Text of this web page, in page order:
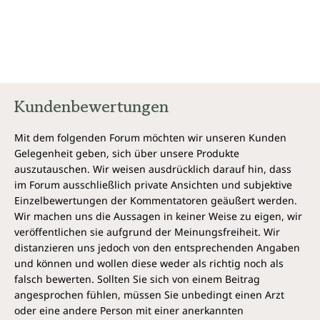
Kundenbewertungen
Mit dem folgenden Forum möchten wir unseren Kunden
Gelegenheit geben, sich über unsere Produkte
auszutauschen. Wir weisen ausdrücklich darauf hin, dass
im Forum ausschließlich private Ansichten und subjektive
Einzelbewertungen der Kommentatoren geäußert werden.
Wir machen uns die Aussagen in keiner Weise zu eigen, wir
veröffentlichen sie aufgrund der Meinungsfreiheit. Wir
distanzieren uns jedoch von den entsprechenden Angaben
und können und wollen diese weder als richtig noch als
falsch bewerten. Sollten Sie sich von einem Beitrag
angesprochen fühlen, müssen Sie unbedingt einen Arzt
oder eine andere Person mit einer anerkannten